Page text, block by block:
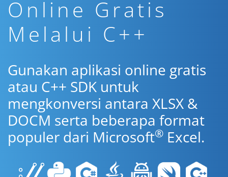
Online Gratis
Melalui C++
Gunakan aplikasi online gratis
atau C++ SDK untuk
mengkonversi antara XLSX &
DOCM serta beberapa format
populer dari Microsoft® Excel.